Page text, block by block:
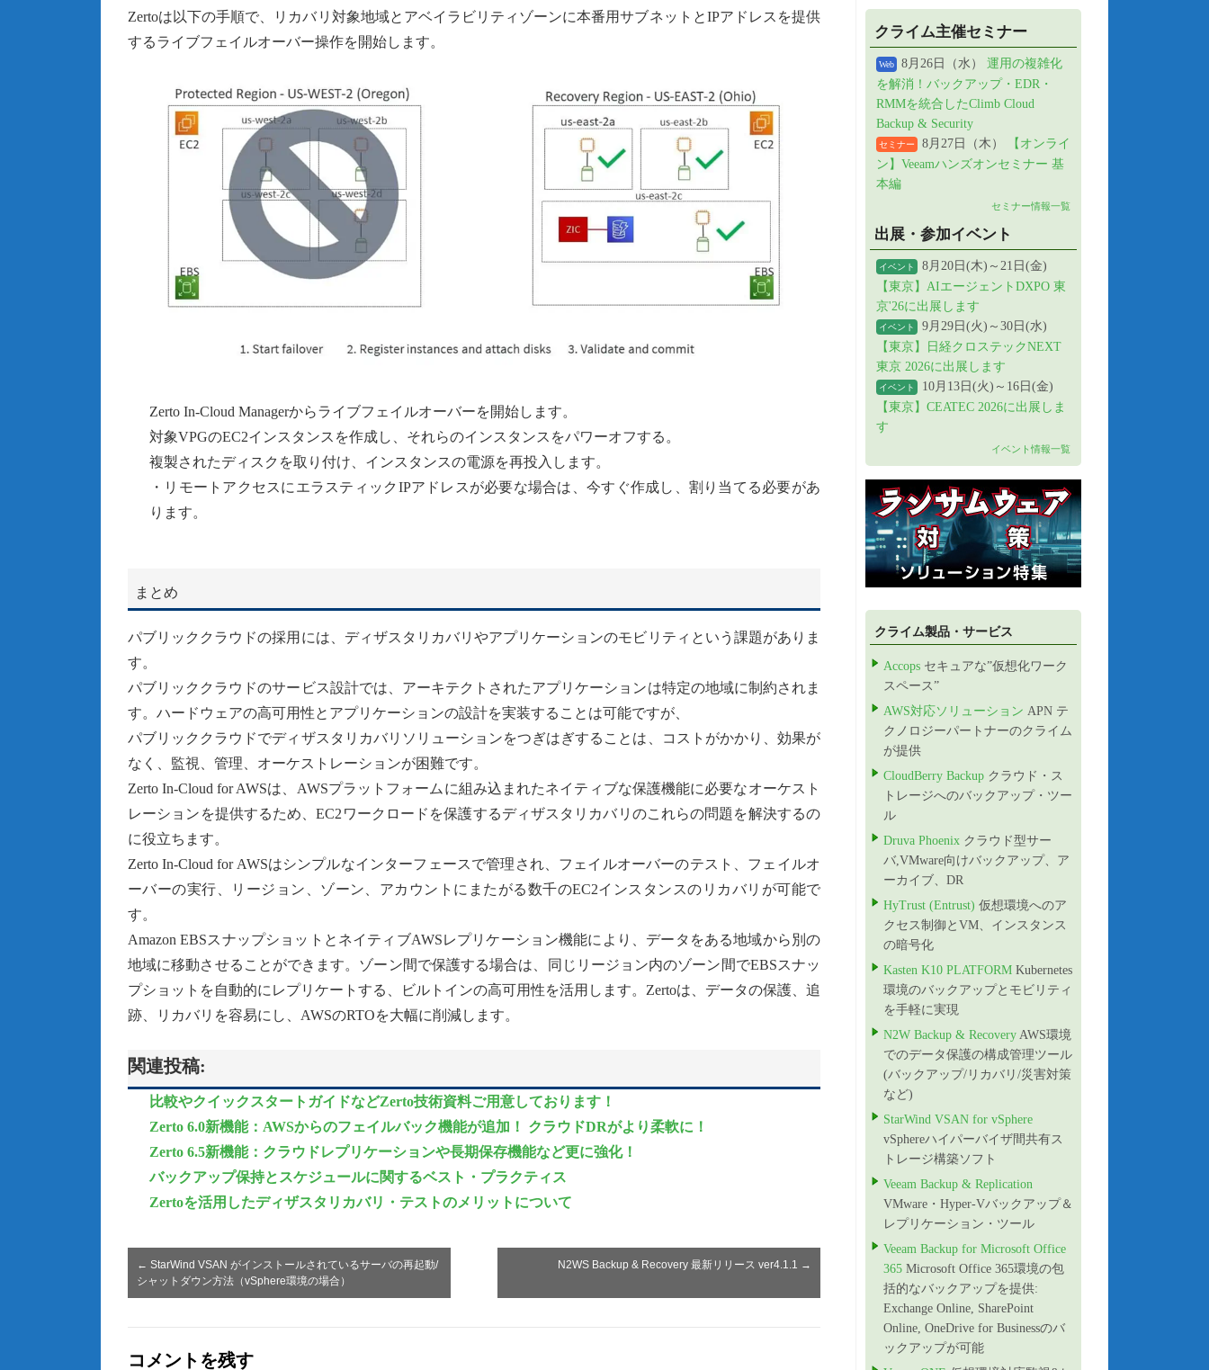
Zertoは以下の手順で、リカバリ対象地域とアベイラビリティゾーンに本番用サブネットとIPアドレスを提供
するライブフェイルオーバー操作を開始します。
Zerto In-Cloud Managerからライブフェイルオーバーを開始します。
対象VPGのEC2インスタンスを作成し、それらのインスタンスをパワーオフする。
複製されたディスクを取り付け、インスタンスの電源を再投入します。
・リモートアクセスにエラスティックIPアドレスが必要な場合は、今すぐ作成し、割り当てる必要があ
ります。
まとめ
パブリッククラウドの採用には、ディザスタリカバリやアプリケーションのモビリティという課題がありま
す。
パブリッククラウドのサービス設計では、アーキテクトされたアプリケーションは特定の地域に制約されま
す。ハードウェアの高可用性とアプリケーションの設計を実装することは可能ですが、
パブリッククラウドでディザスタリカバリソリューションをつぎはぎすることは、コストがかかり、効果が
なく、監視、管理、オーケストレーションが困難です。
Zerto In-Cloud for AWSは、AWSプラットフォームに組み込まれたネイティブな保護機能に必要なオーケスト
レーションを提供するため、EC2ワークロードを保護するディザスタリカバリのこれらの問題を解決するの
に役立ちます。
Zerto In-Cloud for AWSはシンプルなインターフェースで管理され、フェイルオーバーのテスト、フェイルオ
ーバーの実行、リージョン、ゾーン、アカウントにまたがる数千のEC2インスタンスのリカバリが可能で
す。
Amazon EBSスナップショットとネイティブAWSレプリケーション機能により、データをある地域から別の
地域に移動させることができます。ゾーン間で保護する場合は、同じリージョン内のゾーン間でEBSスナッ
プショットを自動的にレプリケートする、ビルトインの高可用性を活用します。Zertoは、データの保護、追
跡、リカバリを容易にし、AWSのRTOを大幅に削減します。
関連投稿:
比較やクイックスタートガイドなどZerto技術資料ご用意しております！
Zerto 6.0新機能：AWSからのフェイルバック機能が追加！ クラウドDRがより柔軟に！
Zerto 6.5新機能：クラウドレプリケーションや長期保存機能など更に強化！
バックアップ保持とスケジュールに関するベスト・プラクティス
Zertoを活用したディザスタリカバリ・テストのメリットについて
← StarWind VSAN がインストールされているサーバの再起動/
シャットダウン方法（vSphere環境の場合）
N2WS Backup & Recovery 最新リリース ver4.1.1 →
コメントを残す
クライム主催セミナー
Web 8月26日（水） 運用の複雑化
を解消！バックアップ・EDR・
RMMを統合したClimb Cloud
Backup & Security
セミナー 8月27日（木）
【オンライ
ン】Veeamハンズオンセミナー 基
本編
セミナー情報一覧
出展・参加イベント
イベント
8月20日(木)～21日(金)
【東京】AIエージェントDXPO 東
京'26に出展します
イベント
9月29日(火)～30日(水)
【東京】日経クロステックNEXT
東京 2026に出展します
イベント
10月13日(火)～16日(金)
【東京】CEATEC 2026に出展しま
す
イベント情報一覧
クライム製品・サービス
Accops セキュアな”仮想化ワーク
スペース”
AWS対応ソリューション APN テ
クノロジーパートナーのクライム
が提供
CloudBerry Backup クラウド・ス
トレージへのバックアップ・ツー
ル
Druva Phoenix クラウド型サー
バ,VMware向けバックアップ、ア
ーカイブ、DR
HyTrust (Entrust) 仮想環境へのア
クセス制御とVM、インスタンス
の暗号化
Kasten K10 PLATFORM Kubernetes
環境のバックアップとモビリティ
を手軽に実現
N2W Backup & Recovery AWS環境
でのデータ保護の構成管理ツール
(バックアップ/リカバリ/災害対策
など)
StarWind VSAN for vSphere
vSphereハイパーバイザ間共有ス
トレージ構築ソフト
Veeam Backup & Replication
VMware・Hyper-Vバックアップ＆
レプリケーション・ツール
Veeam Backup for Microsoft Office
365 Microsoft Office 365環境の包
括的なバックアップを提供:
Exchange Online, SharePoint
Online, OneDrive for Businessのバ
ックアップが可能